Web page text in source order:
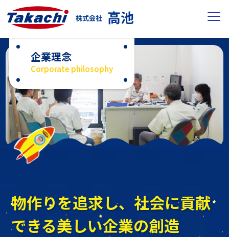
株式会社 高池
企業理念
Corporate philosophy
物作りを追求し、社会に貢献
できる美しい企業の創造